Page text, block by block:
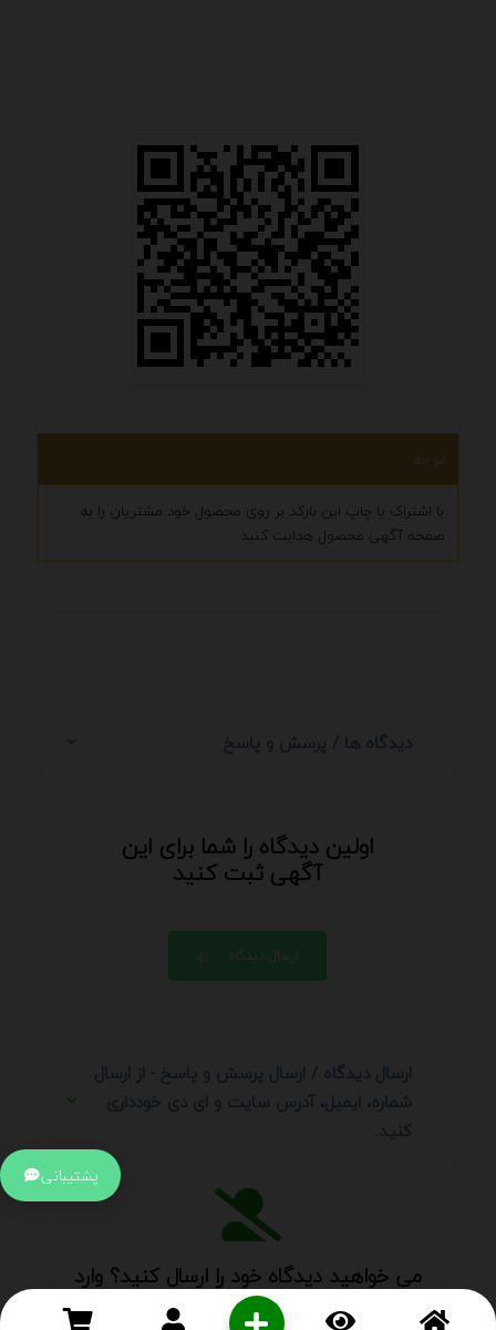
پشتیبانی
توجه
با اشتراک یا چاپ این بارکد بر روی محصول خود مشتریان را به
صفحه آگهی محصول هدایت کنید
دیدگاه ها / پرسش و پاسخ
اولین دیدگاه را شما برای این
آگهی ثبت کنید
ارسال دیدگاه
ارسال دیدگاه / ارسال پرسش و پاسخ - از ارسال
شماره، ایمیل، آدرس سایت و ای دی خودداری
کنید.
می خواهید دیدگاه خود را ارسال کنید؟ وارد
حساب کاربری خود شوید
.